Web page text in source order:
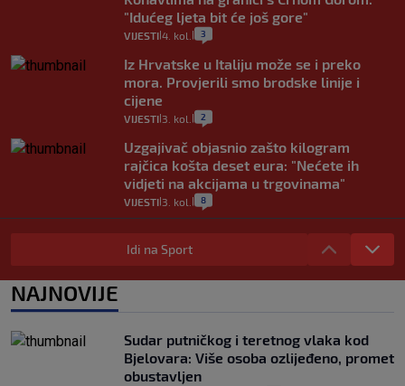
"Idućeg ljeta bit će još gore"
VIJESTI 4. kol. 3
Iz Hrvatske u Italiju može se i preko
mora. Provjerili smo brodske linije i
cijene
VIJESTI 3. kol. 2
Uzgajivač objasnio zašto kilogram
rajčica košta deset eura: "Nećete ih
vidjeti na akcijama u trgovinama"
VIJESTI 3. kol. 8
Selidba je jedno od stresnijih iskustava.
Evo aktualnih cijena i nekoliko savjeta
0
automobilom na Hvar iz Zagreba, a
koliko iz Osijeka
VIJESTI 14
Idi na Sport
NAJNOVIJE
Sudar putničkog i teretnog vlaka kod
Bjelovara: Više osoba ozlijeđeno, promet
obustavljen